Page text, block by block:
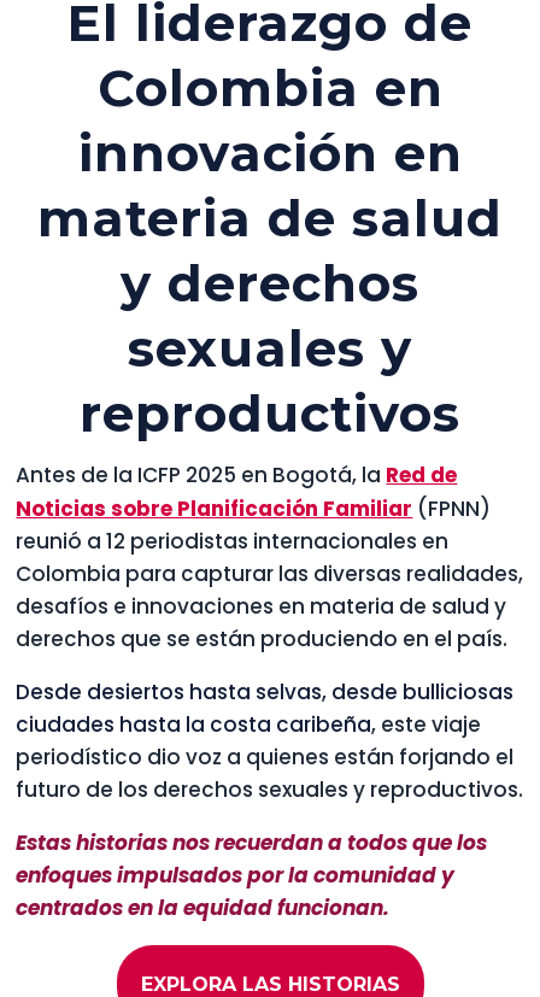
El liderazgo de
Colombia en
innovación en
materia de salud
y derechos
sexuales y
reproductivos
Antes de la ICFP 2025 en Bogotá, la Red de
Noticias sobre Planificación Familiar (FPNN)
reunió a 12 periodistas internacionales en
Colombia para capturar las diversas realidades,
desafíos e innovaciones en materia de salud y
derechos que se están produciendo en el país.
Desde desiertos hasta selvas, desde bulliciosas
ciudades hasta la costa caribeña, este viaje
periodístico dio voz a quienes están forjando el
futuro de los derechos sexuales y reproductivos.
Estas historias nos recuerdan a todos que los
enfoques impulsados por la comunidad y
centrados en la equidad funcionan.
EXPLORA LAS HISTORIAS